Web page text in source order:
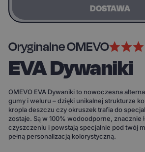
DOSTAWA
Oryginalne OMEVO
EVA Dywaniki
OMEVO EVA Dywaniki to nowoczesna
gumy i weluru – dzięki unikalnej strukturze
kropla deszczu czy okruszek trafia do
zostaje. Są w 100% wodoodporne, znacznie
czyszczeniu i powstają specjalnie pod twój
pełną personalizacją kolorystyczną.